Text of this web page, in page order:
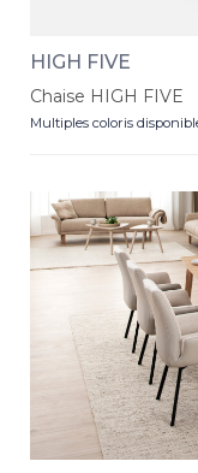
HIGH FIVE
Chaise HIGH FIVE
Multiples coloris